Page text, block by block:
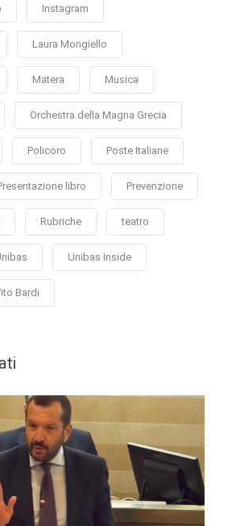
Instagram
Laura Mongiello
Matera Musica
Orchestra della Magna Grecia
Policoro Poste Italiane
libro Prevenzione
Rubriche teatro
Unibas Inside
Bardi